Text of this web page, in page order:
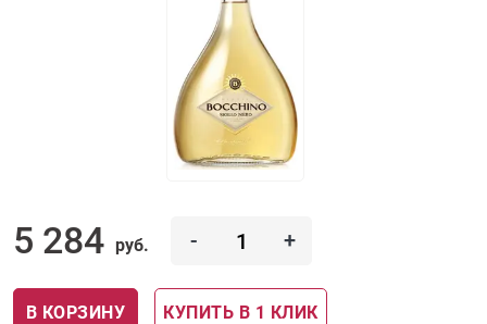
5 284 руб. - +
В КОРЗИНУ КУПИТЬ В 1 КЛИК